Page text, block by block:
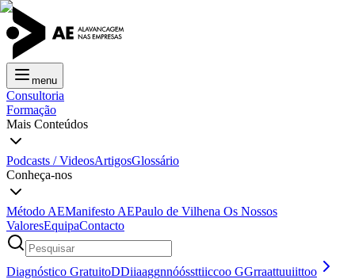
menu
Consultoria
Formação
Mais Conteúdos
Podcasts / VideosArtigosGlossário
Conheça-nos
Método AEManifesto AEPaulo de Vilhena Os Nossos
ValoresEquipaContacto
Diagnóstico GratuitoDDiiaaggnnóóssttiiccoo GGrraattuuiittoo